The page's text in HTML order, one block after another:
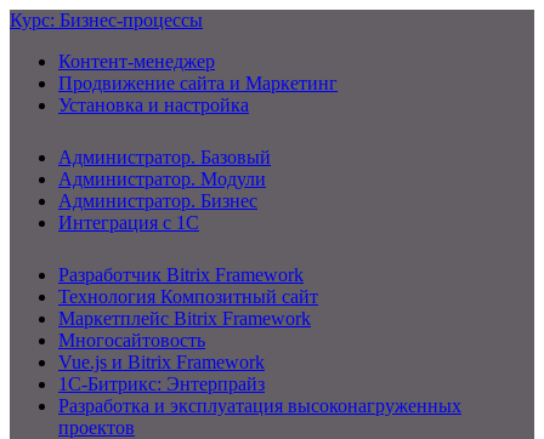
Курс: Бизнес-процессы
Контент-менеджер
Продвижение сайта и Маркетинг
Установка и настройка
Администратор. Базовый
Администратор. Модули
Администратор. Бизнес
Интеграция с 1С
Разработчик Bitrix Framework
Технология Композитный сайт
Маркетплейс Bitrix Framework
Многосайтовость
Vue.js и Bitrix Framework
1С-Битрикс: Энтерпрайз
Разработка и эксплуатация высоконагруженных
проектов